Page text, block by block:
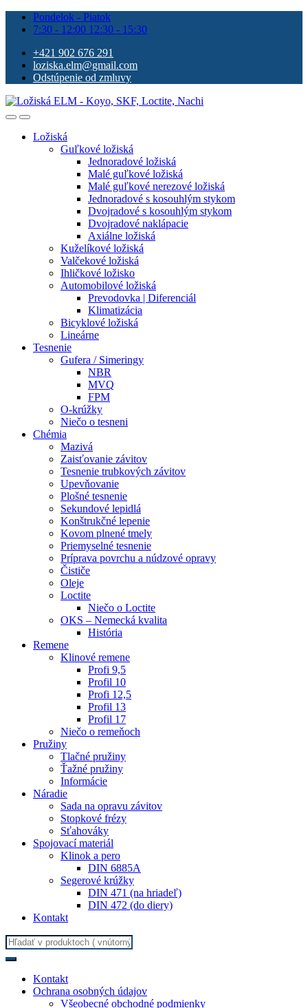
Pondelok - Piatok
7:30 - 12:00 12:30 - 15:30
+421 902 676 291
loziska.elm@gmail.com
Odstúpenie od zmluvy
Ložiská
Guľkové ložiská
Jednoradové ložiská
Malé guľkové ložiská
Malé guľkové nerezové ložiská
Jednoradové s kosouhlým stykom
Dvojradové s kosouhlým stykom
Dvojradové naklápacie
Axiálne ložiská
Kuželíkové ložiská
Valčekové ložiská
Ihličkové ložisko
Automobilové ložiská
Prevodovka | Diferenciál
Klimatizácia
Bicyklové ložiská
Lineárne
Tesnenie
Gufera / Simeringy
NBR
MVQ
FPM
O-krúžky
Niečo o tesneni
Chémia
Mazivá
Zaisťovanie závitov
Tesnenie trubkových závitov
Upevňovanie
Plošné tesnenie
Sekundové lepidlá
Konštrukčné lepenie
Kovom plnené tmely
Priemyselné tesnenie
Príprava povrchu a núdzové opravy
Čističe
Oleje
Loctite
Niečo o Loctite
OKS – Nemecká kvalita
História
Remene
Klinové remene
Profi 9,5
Profil 10
Profi 12,5
Profil 13
Profil 17
Niečo o remeňoch
Pružiny
Tlačné pružiny
Ťažné pružiny
Informácie
Náradie
Sada na opravu závitov
Stopkové frézy
Sťahováky
Spojovací materiál
Klinok a pero
DIN 6885A
Segerové krúžky
DIN 471 (na hriadeľ)
DIN 472 (do diery)
Kontakt
Search
for:
Kontakt
Ochrana osobných údajov
Všeobecné obchodné podmienky